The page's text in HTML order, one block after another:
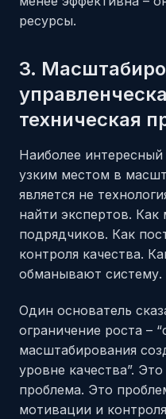
ресурсы.
3.
техническая
Наиболее
узким местом в
является не
найти экспертов. Как
подрядчиков. Как
контроля качества.
обманывают систему.
Один основатель
ограничение роста –
масштабирования
уровне качества”.
проблема. Это
мотивации и